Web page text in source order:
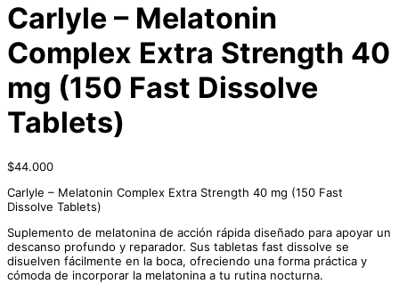
Carlyle – Melatonin
Complex Extra Strength 40
mg (150 Fast Dissolve
Tablets)
$44.000
Carlyle – Melatonin Complex Extra Strength 40 mg (150 Fast
Dissolve Tablets)
Suplemento de melatonina de acción rápida diseñado para apoyar un
descanso profundo y reparador. Sus tabletas fast dissolve se
disuelven fácilmente en la boca, ofreciendo una forma práctica y
cómoda de incorporar la melatonina a tu rutina nocturna.